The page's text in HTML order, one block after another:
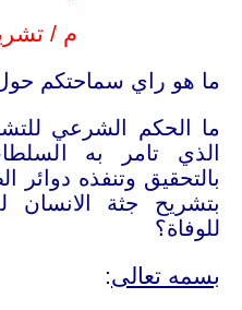
م /
ما هو راي سماحتكم
ما الحكم الشرعي
الذي تامر به
بالتحقيق وتنفذه دوائر
بتشريح جثة الانسان
للوفاة؟
بسمه تعالى: